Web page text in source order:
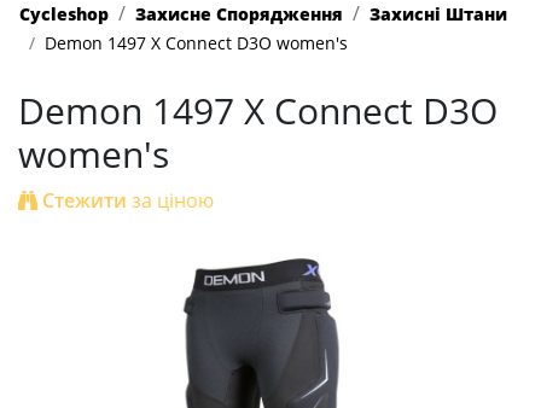
Cycleshop Захисне Спорядження
Захисні Штани
Demon 1497 X Connect D3O women's
Demon 1497 X Connect D3O
women's
Стежити за ціною